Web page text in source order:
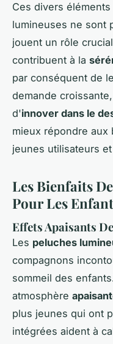
Ces divers
lumineuses ne sont
jouent un rôle
contribuent à la
par conséquent de
demande
d'innover dans le
mieux répondre
jeunes utilisateurs
Les Bienfaits
Pour Les
Effets Apaisants
Les peluches
compagnons
sommeil des
atmosphère
plus jeunes qui ont
intégrées aident à